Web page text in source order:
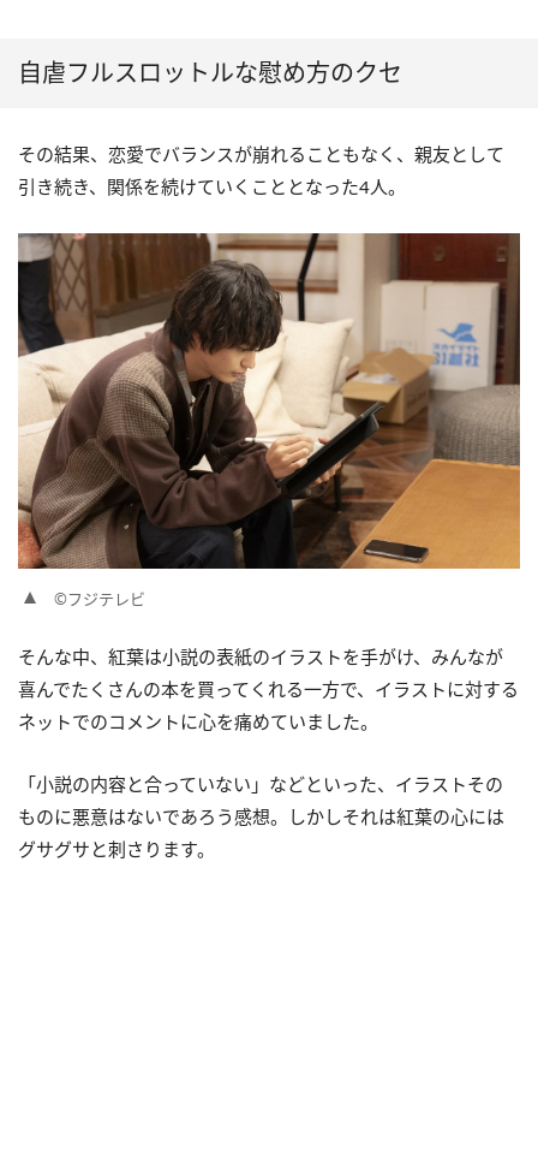
自虐フルスロットルな慰め方のクセ
その結果、恋愛でバランスが崩れることもなく、親友として
引き続き、関係を続けていくこととなった4人。
©フジテレビ
そんな中、紅葉は小説の表紙のイラストを手がけ、みんなが
喜んでたくさんの本を買ってくれる一方で、イラストに対する
ネットでのコメントに心を痛めていました。
「小説の内容と合っていない」などといった、イラストその
ものに悪意はないであろう感想。しかしそれは紅葉の心には
グサグサと刺さります。